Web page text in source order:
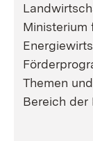
Ministerium
Themen
Bereich der